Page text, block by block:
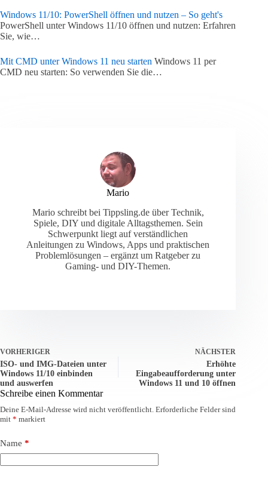
Windows 11/10: PowerShell öffnen und nutzen – So geht's
PowerShell unter Windows 11/10 öffnen und nutzen: Erfahren
Sie, wie…
Mit CMD unter Windows 11 neu starten Windows 11 per
CMD neu starten: So verwenden Sie die…
Mario
Mario schreibt bei Tippsling.de über Technik,
Spiele, DIY und digitale Alltagsthemen. Sein
Schwerpunkt liegt auf verständlichen
Anleitungen zu Windows, Apps und praktischen
Problemlösungen – ergänzt um Ratgeber zu
Gaming- und DIY-Themen.
VORHERIGER
ISO- und IMG-Dateien unter
Windows 11/10 einbinden
und auswerfen
NÄCHSTER
Erhöhte
Eingabeaufforderung unter
Windows 11 und 10 öffnen
Schreibe einen Kommentar
Deine E-Mail-Adresse wird nicht veröffentlicht. Erforderliche Felder sind
mit * markiert
Name *